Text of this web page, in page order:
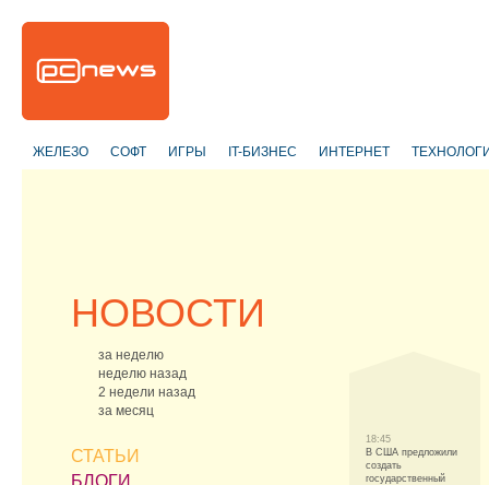
ЖЕЛЕЗО СОФТ ИГРЫ IT-БИЗНЕС ИНТЕРНЕТ
НОВОСТИ
за неделю
неделю назад
2 недели назад
за месяц
СТАТЬИ
БЛОГИ
18:45
В США предложили
создать
государственный